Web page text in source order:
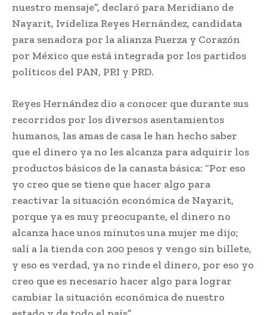
nuestro mensaje”, declaró para Meridiano de
Nayarit, Ivideliza Reyes Hernández, candidata
para senadora por la alianza Fuerza y Corazón
por México que está integrada por los partidos
políticos del PAN, PRI y PRD.
Reyes Hernández dio a conocer que durante sus
recorridos por los diversos asentamientos
humanos, las amas de casa le han hecho saber
que el dinero ya no les alcanza para adquirir los
productos básicos de la canasta básica: “Por eso
yo creo que se tiene que hacer algo para
reactivar la situación económica de Nayarit,
porque ya es muy preocupante, el dinero no
alcanza hace unos minutos una mujer me dijo;
salí a la tienda con 200 pesos y vengo sin billete,
y eso es verdad, ya no rinde el dinero, por eso yo
creo que es necesario hacer algo para lograr
cambiar la situación económica de nuestro